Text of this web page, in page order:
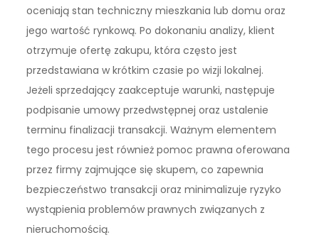
oceniają stan techniczny mieszkania lub domu oraz
jego wartość rynkową. Po dokonaniu analizy, klient
otrzymuje ofertę zakupu, która często jest
przedstawiana w krótkim czasie po wizji lokalnej.
Jeżeli sprzedający zaakceptuje warunki, następuje
podpisanie umowy przedwstępnej oraz ustalenie
terminu finalizacji transakcji. Ważnym elementem
tego procesu jest również pomoc prawna oferowana
przez firmy zajmujące się skupem, co zapewnia
bezpieczeństwo transakcji oraz minimalizuje ryzyko
wystąpienia problemów prawnych związanych z
nieruchomością.